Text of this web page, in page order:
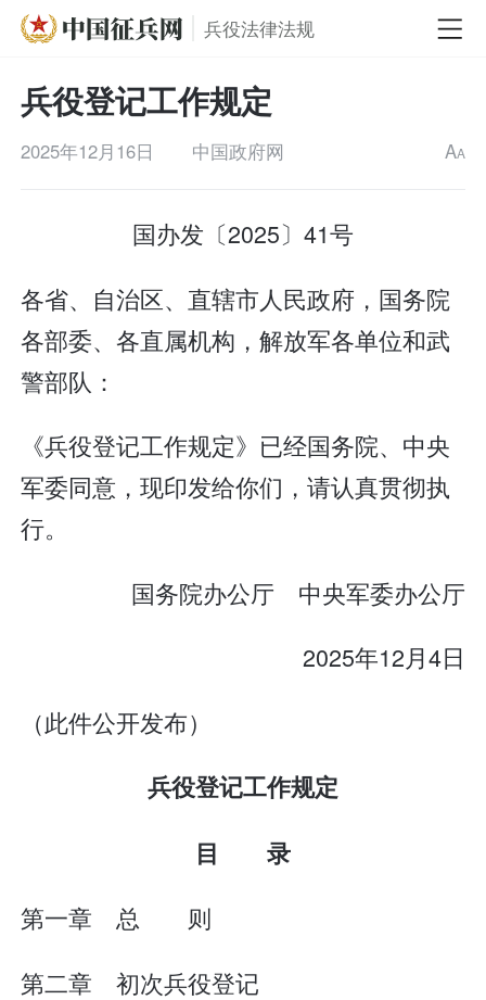
兵役法律法规
兵役登记工作规定
2025年12月16日 中国政府网 AA
国办发〔2025〕41号
各省、自治区、直辖市人民政府，国务院
各部委、各直属机构，解放军各单位和武
警部队：
《兵役登记工作规定》已经国务院、中央
军委同意，现印发给你们，请认真贯彻执
行。
国务院办公厅 中央军委办公厅
2025年12月4日
（此件公开发布）
兵役登记工作规定
目 录
第一章 总 则
第二章 初次兵役登记